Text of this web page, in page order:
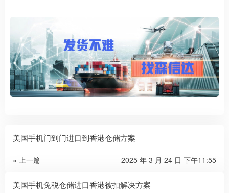
美国手机门到门进口到香港仓储方案
« 上一篇 2025 年 3 月 24 日 下午11:55
美国手机免税仓储进口香港被扣解决方案